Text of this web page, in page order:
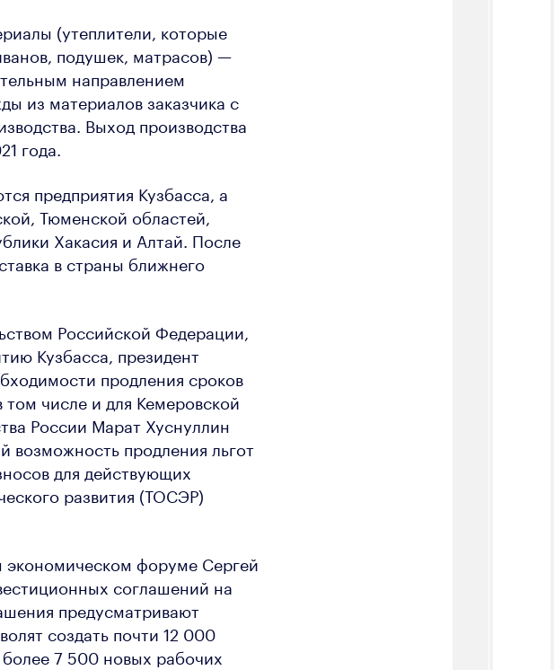
(утеплители, которые
подушек, матрасов) —
направлением
из материалов заказчика с
Выход производства
года.
предприятия Кузбасса, а
Тюменской областей,
Хакасия и Алтай. После
в страны ближнего
Российской Федерации,
Кузбасса, президент
продления сроков
числе и для Кемеровской
России Марат Хуснуллин
возможность продления льгот
для действующих
развития (ТОСЭР)
форуме Сергей
соглашений на
предусматривают
создать почти 12 000
более 7 500 новых рабочих